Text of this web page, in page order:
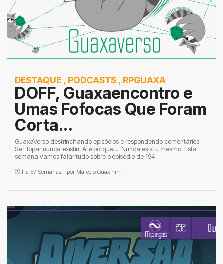
DESTAQUE , PODCASTS , RPGUAXA
DOFF, Guaxaencontro e
Umas Fofocas Que Foram
Corta...
GuaxaVerso destrinchando episódios e respondendo comentários!
Se Flopar nunca existiu. Até porque…. Nunca existiu mesmo. Esta
semana vamos falar tudo sobre o episódio de 194.
Há 57 Semanas - por Marcelo Guaxinim